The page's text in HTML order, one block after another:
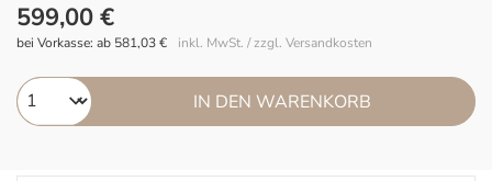
599,00 €
inkl. MwSt. / zzgl. Versandkosten
bei Vorkasse: ab 581,03 €
IN DEN WARENKORB